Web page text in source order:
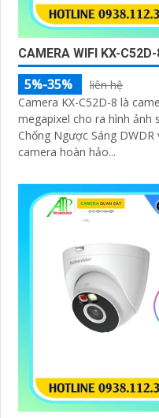
CAMERA WIFI KX-
5%-35%
liên hệ
Camera KX-C52D-8 là
megapixel cho ra hình ảnh sắc nét. Trang
Chống Ngược Sáng
camera hoàn hảo...